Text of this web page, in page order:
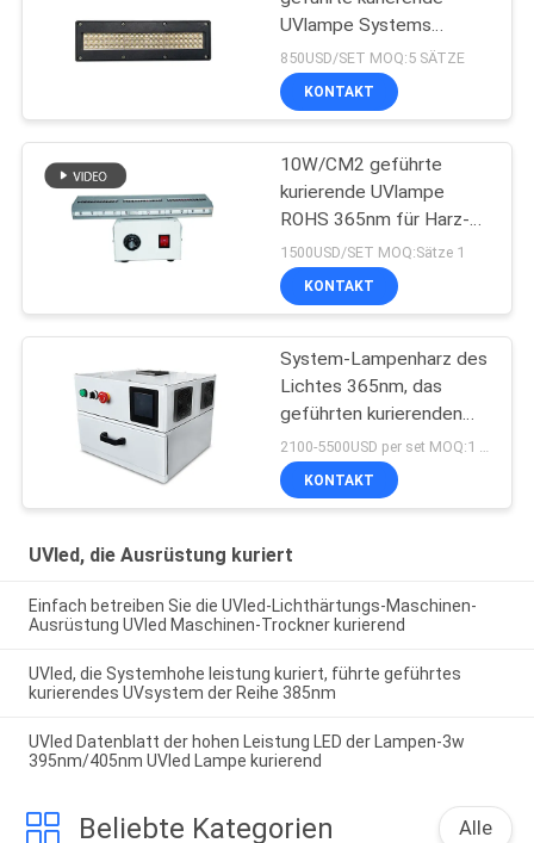
UVlampe Systems
365nm 395nm 405nm
Shenzhens 1200w
850USD/SET MOQ:5 SÄTZE
KONTAKT
10W/CM2 geführte
kurierende UVlampe
ROHS 365nm für Harz-
Beschichtung
1500USD/SET MOQ:Sätze 1
KONTAKT
System-Lampenharz des
Lichtes 365nm, das
geführten kurierenden
UVofen des Kastens
405nm trocknet
KONTAKT
UVled, die Ausrüstung kuriert
Einfach betreiben Sie die UVled-Lichthärtungs-Maschinen-
Ausrüstung UVled Maschinen-Trockner kurierend
UVled, die Systemhohe leistung kuriert, führte geführtes
kurierendes UVsystem der Reihe 385nm
UVled Datenblatt der hohen Leistung LED der Lampen-3w
395nm/405nm UVled Lampe kurierend
Beliebte Kategorien Alle